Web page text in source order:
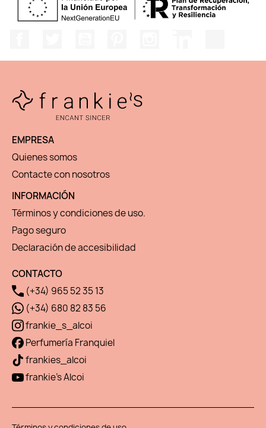
EMPRESA
Quienes somos
Contacte con nosotros
INFORMACIÓN
Términos y condiciones de uso.
Pago seguro
Declaración de accesibilidad
CONTACTO
(+34) 965 52 35 13
(+34) 680 82 83 56
frankie_s_alcoi
Perfumería Franquiel
frankies_alcoi
frankie's Alcoi